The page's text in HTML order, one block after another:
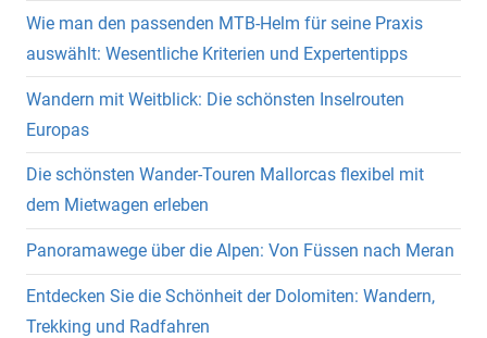
Wie man den passenden MTB-Helm für seine Praxis
auswählt: Wesentliche Kriterien und Expertentipps
Wandern mit Weitblick: Die schönsten Inselrouten
Europas
Die schönsten Wander-Touren Mallorcas flexibel mit
dem Mietwagen erleben
Panoramawege über die Alpen: Von Füssen nach Meran
Entdecken Sie die Schönheit der Dolomiten: Wandern,
Trekking und Radfahren